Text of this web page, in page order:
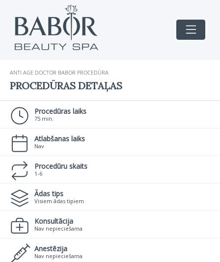
ANTI AGE DOCTOR BABOR PROCEDŪRA
PROCEDŪRAS DETAĻAS
Procedūras laiks
75 min.
Atlabšanas laiks
Nav
Procedūru skaits
1-6
Ādas tips
Visiem ādas tipiem
Konsultācija
Nav nepieciešama
Anestēzija
Nav nepieciešama